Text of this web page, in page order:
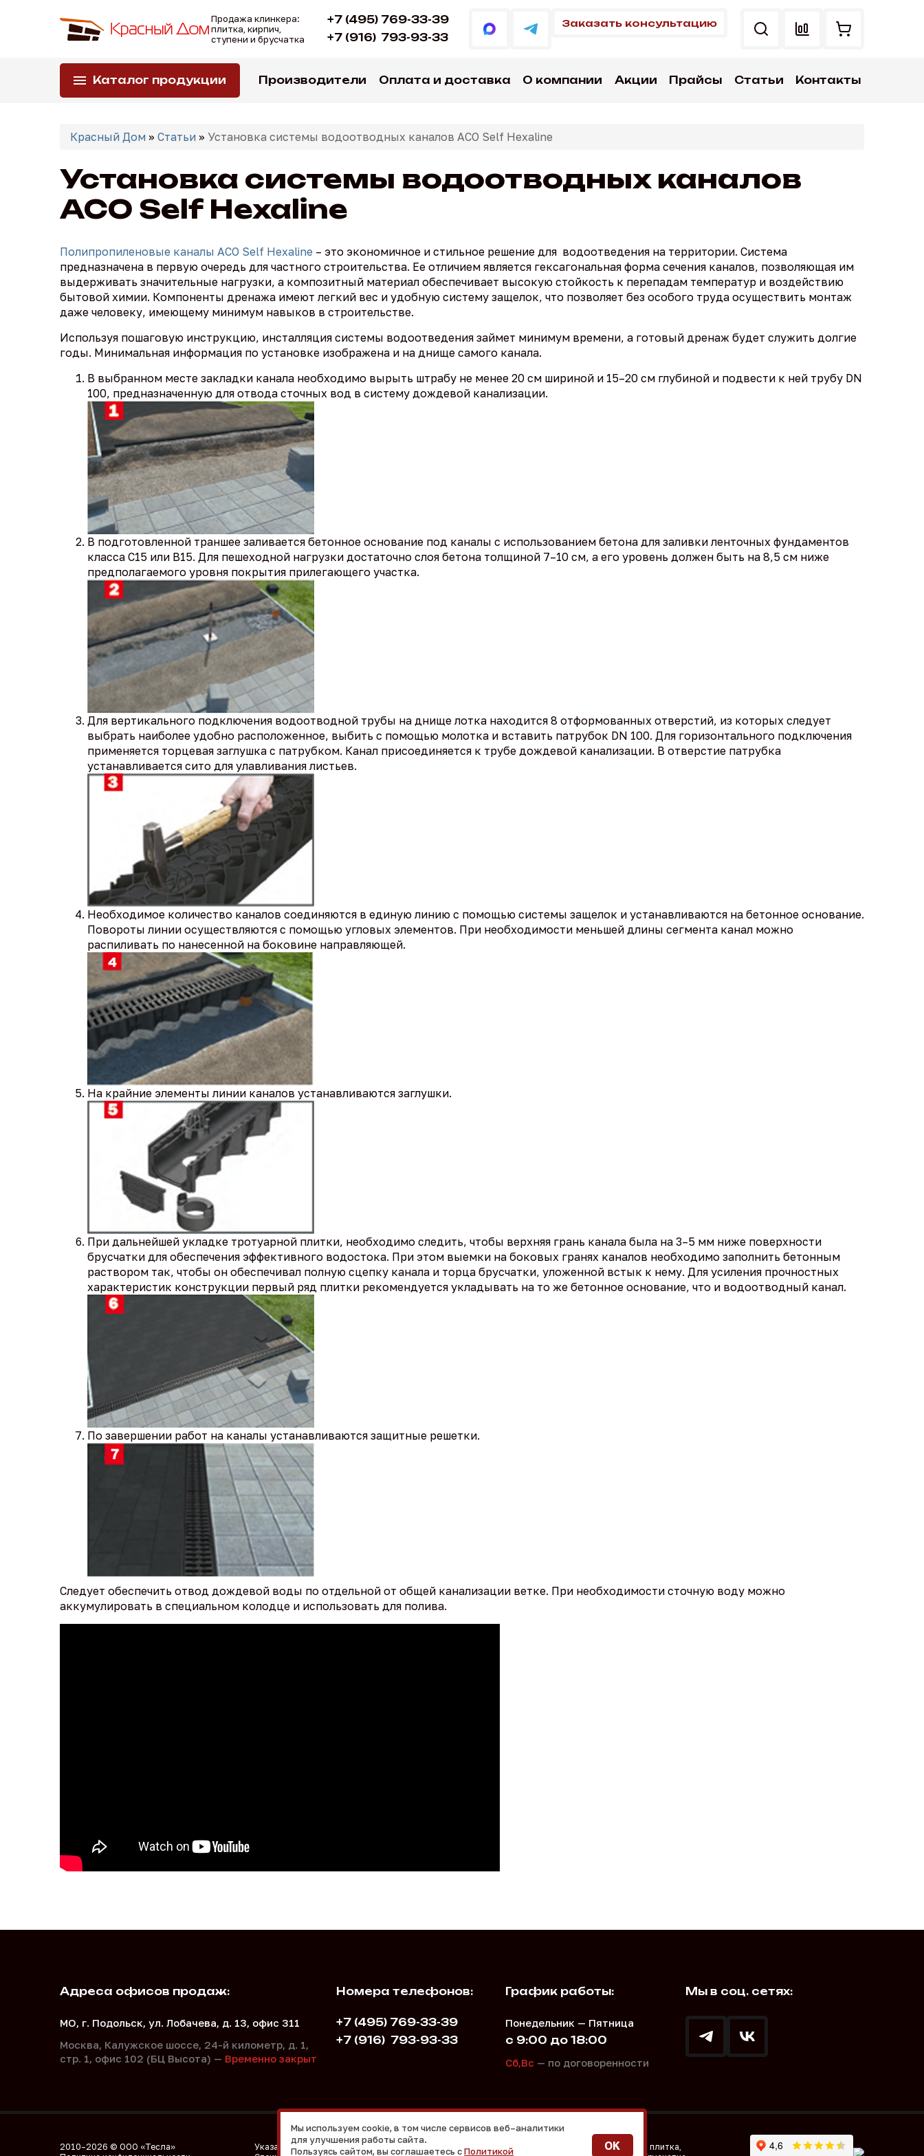
Продажа клинкера:
плитка, кирпич,
ступени и брусчатка
+7 (495) 769-33-39
+7 (916) 793-93-33
Заказать консультацию
Каталог продукции Производители Оплата и доставка О компании Акции Прайсы Статьи Контакты
здесь
Красный Дом » Статьи » Установка системы водоотводных каналов ACO Self Hexaline
Установка системы водоотводных каналов
ACO Self Hexaline
Полипропиленовые каналы ACO Self Hexaline – это экономичное и стильное решение для водоотведения на территории. Система
предназначена в первую очередь для частного строительства. Ее отличием является гексагональная форма сечения каналов, позволяющая им
выдерживать значительные нагрузки, а композитный материал обеспечивает высокую стойкость к перепадам температур и воздействию
бытовой химии. Компоненты дренажа имеют легкий вес и удобную систему защелок, что позволяет без особого труда осуществить монтаж
даже человеку, имеющему минимум навыков в строительстве.
Используя пошаговую инструкцию, инсталляция системы водоотведения займет минимум времени, а готовый дренаж будет служить долгие
годы. Минимальная информация по установке изображена и на днище самого канала.
В выбранном месте закладки канала необходимо вырыть штрабу не менее 20 см шириной и 15–20 см глубиной и подвести к ней трубу DN
100, предназначенную для отвода сточных вод в систему дождевой канализации.
В подготовленной траншее заливается бетонное основание под каналы с использованием бетона для заливки ленточных фундаментов
класса С15 или В15. Для пешеходной нагрузки достаточно слоя бетона толщиной 7–10 см, а его уровень должен быть на 8,5 см ниже
предполагаемого уровня покрытия прилегающего участка.
Для вертикального подключения водоотводной трубы на днище лотка находится 8 отформованных отверстий, из которых следует
выбрать наиболее удобно расположенное, выбить с помощью молотка и вставить патрубок DN 100. Для горизонтального подключения
применяется торцевая заглушка с патрубком. Канал присоединяется к трубе дождевой канализации. В отверстие патрубка
устанавливается сито для улавливания листьев.
Необходимое количество каналов соединяются в единую линию с помощью системы защелок и устанавливаются на бетонное основание.
Повороты линии осуществляются с помощью угловых элементов. При необходимости меньшей длины сегмента канал можно
распиливать по нанесенной на боковине направляющей.
На крайние элементы линии каналов устанавливаются заглушки.
При дальнейшей укладке тротуарной плитки, необходимо следить, чтобы верхняя грань канала была на 3–5 мм ниже поверхности
брусчатки для обеспечения эффективного водостока. При этом выемки на боковых гранях каналов необходимо заполнить бетонным
раствором так, чтобы он обеспечивал полную сцепку канала и торца брусчатки, уложенной встык к нему. Для усиления прочностных
характеристик конструкции первый ряд плитки рекомендуется укладывать на то же бетонное основание, что и водоотводный канал.
По завершении работ на каналы устанавливаются защитные решетки.
Следует обеспечить отвод дождевой воды по отдельной от общей канализации ветке. При необходимости сточную воду можно
аккумулировать в специальном колодце и использовать для полива.
Адреса офисов продаж:
МО, г. Подольск, ул. Лобачева, д. 13, офис 311
Москва, Калужское шоссе, 24-й километр, д. 1,
стр. 1, офис 102 (БЦ Высота) — Временно закрыт
Номера телефонов:
+7 (495) 769-33-39
+7 (916) 793-93-33
График работы:
Понедельник — Пятница
с 9:00 до 18:00
Сб,Вс — по договоренности
Мы в соц. сетях:
2010–2026 © ООО «Тесла»
Указанные на сайте цены не являются публичной офертой.
Продажа клинкера: плитка,
Мы используем cookie, в том числе сервисов веб–аналитики
для улучшения работы сайта.
Пользуясь сайтом, вы соглашаетесь сПолитикой OK